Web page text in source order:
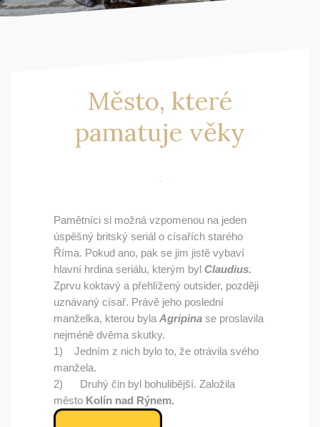
Město, které
pamatuje věky
Pamětníci si možná vzpomenou na jeden
úspěšný britský seriál o císařích starého
Říma. Pokud ano, pak se jim jistě vybaví
hlavní hrdina seriálu, kterým byl Claudius.
Zprvu koktavý a přehlížený outsider, později
uznávaný císař. Právě jeho poslední
manželka, kterou byla Agripina se proslavila
nejméně dvěma skutky.
1) Jedním z nich bylo to, že otrávila svého
manžela.
2) Druhý čin byl bohulibější. Založila
město Kolín nad Rýnem.